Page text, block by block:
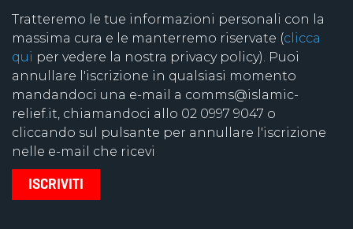
Tratteremo le tue informazioni personali con la
massima cura e le manterremo riservate (clicca
qui per vedere la nostra privacy policy). Puoi
annullare l'iscrizione in qualsiasi momento
mandandoci una e-mail a comms@islamic-
relief.it, chiamandoci allo 02 0997 9047 o
cliccando sul pulsante per annullare l'iscrizione
nelle e-mail che ricevi